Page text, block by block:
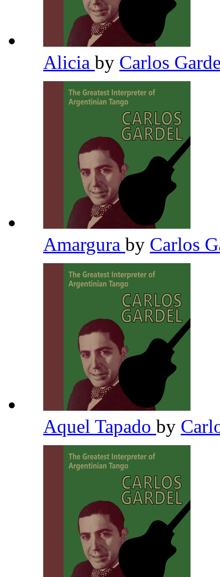
Alicia by Carlos
Amargura by Carlos
Aquel Tapado by